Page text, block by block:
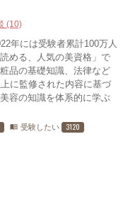
(10)
年には受験者累計100万人
める、人気の美資格」で
品の基礎知識、法律など
に監修された内容に基づ
容の知識を体系的に学ぶ
menu_book 受験したい 3120